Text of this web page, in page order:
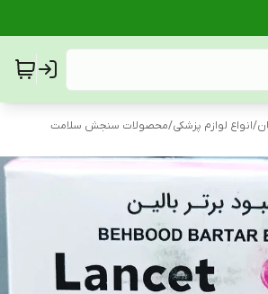
/انواع لوازم پزشکی/محصولات سنجش سلامت